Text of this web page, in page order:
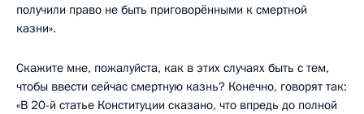
получили право не быть приговорёнными к смертной
казни».
Скажите мне, пожалуйста, как в этих случаях быть с тем,
чтобы ввести сейчас смертную казнь? Конечно, говорят так:
«В 20-й статье Конституции сказано, что впредь до полной